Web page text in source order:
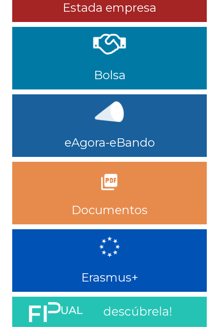
Estada empresa
Bolsa
eAgora-eBando
Documentos
Erasmus+